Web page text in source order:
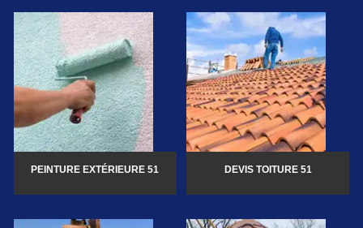
PEINTURE EXTÉRIEURE 51 DEVIS TOITURE 51